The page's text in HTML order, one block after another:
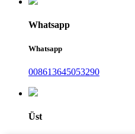
Whatsapp
Whatsapp
008613645053290
Üst